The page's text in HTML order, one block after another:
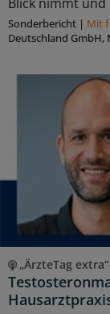
Sonderbericht | Mit
Deutschland GmbH,
„ÄrzteTag